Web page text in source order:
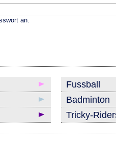
an.
Fussball
Badminton
Tricky-